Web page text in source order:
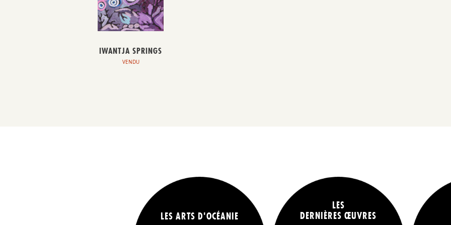
IWANTJA SPRINGS
VENDU
LES ARTS D'OCÉANIE
LES
DERNIÈRES ŒUVRES